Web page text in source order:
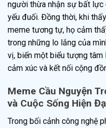
người thừa nhận sự bất lực
yếu đuối. Đồng thời, khi
meme tương tự, họ cảm
trong những lo lắng của
vị, biến một biểu tượng
cảm xúc và kết nối cộng
Meme Cầu Nguyện
và Cuộc Sống Hiện
Trong bối cảnh công nghệ